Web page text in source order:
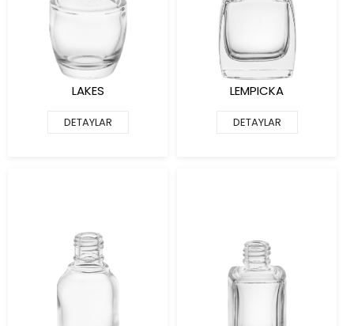
LAKES
DETAYLAR
LEMPICKA
DETAYLAR